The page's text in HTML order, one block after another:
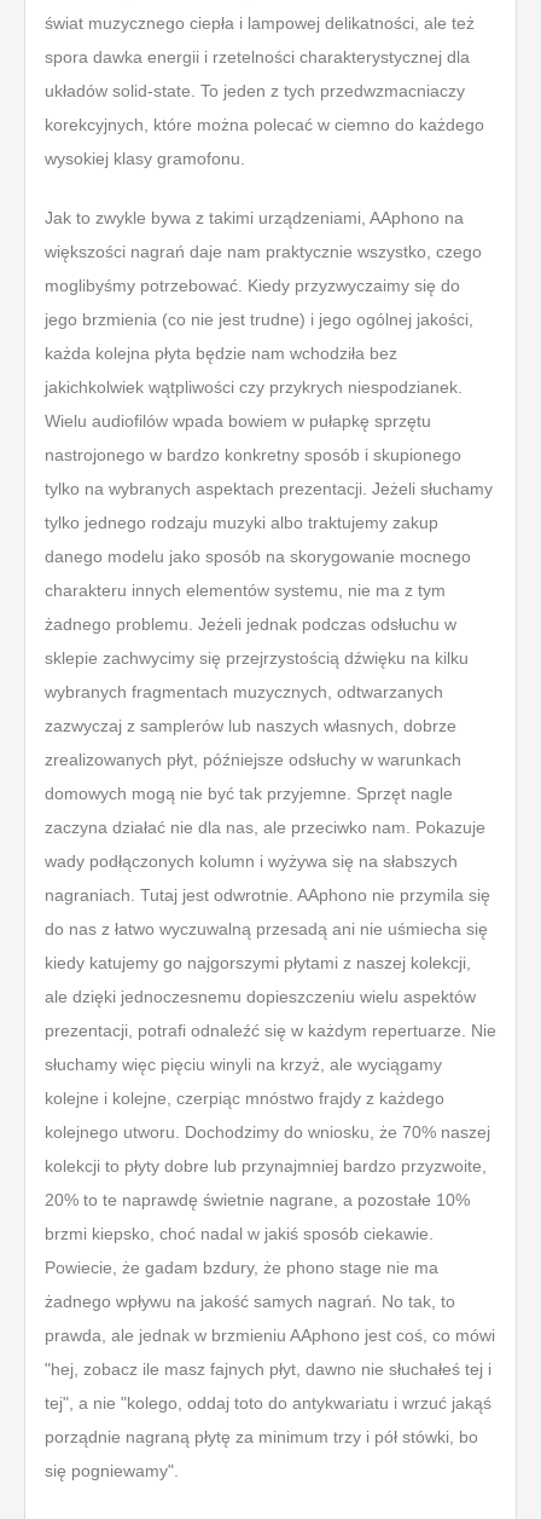
świat muzycznego ciepła i lampowej delikatności, ale też
spora dawka energii i rzetelności charakterystycznej dla
układów solid-state. To jeden z tych przedwzmacniaczy
korekcyjnych, które można polecać w ciemno do każdego
wysokiej klasy gramofonu.
Jak to zwykle bywa z takimi urządzeniami, AAphono na
większości nagrań daje nam praktycznie wszystko, czego
moglibyśmy potrzebować. Kiedy przyzwyczaimy się do
jego brzmienia (co nie jest trudne) i jego ogólnej jakości,
każda kolejna płyta będzie nam wchodziła bez
jakichkolwiek wątpliwości czy przykrych niespodzianek.
Wielu audiofilów wpada bowiem w pułapkę sprzętu
nastrojonego w bardzo konkretny sposób i skupionego
tylko na wybranych aspektach prezentacji. Jeżeli słuchamy
tylko jednego rodzaju muzyki albo traktujemy zakup
danego modelu jako sposób na skorygowanie mocnego
charakteru innych elementów systemu, nie ma z tym
żadnego problemu. Jeżeli jednak podczas odsłuchu w
sklepie zachwycimy się przejrzystością dźwięku na kilku
wybranych fragmentach muzycznych, odtwarzanych
zazwyczaj z samplerów lub naszych własnych, dobrze
zrealizowanych płyt, późniejsze odsłuchy w warunkach
domowych mogą nie być tak przyjemne. Sprzęt nagle
zaczyna działać nie dla nas, ale przeciwko nam. Pokazuje
wady podłączonych kolumn i wyżywa się na słabszych
nagraniach. Tutaj jest odwrotnie. AAphono nie przymila się
do nas z łatwo wyczuwalną przesadą ani nie uśmiecha się
kiedy katujemy go najgorszymi płytami z naszej kolekcji,
ale dzięki jednoczesnemu dopieszczeniu wielu aspektów
prezentacji, potrafi odnaleźć się w każdym repertuarze. Nie
słuchamy więc pięciu winyli na krzyż, ale wyciągamy
kolejne i kolejne, czerpiąc mnóstwo frajdy z każdego
kolejnego utworu. Dochodzimy do wniosku, że 70% naszej
kolekcji to płyty dobre lub przynajmniej bardzo przyzwoite,
20% to te naprawdę świetnie nagrane, a pozostałe 10%
brzmi kiepsko, choć nadal w jakiś sposób ciekawie.
Powiecie, że gadam bzdury, że phono stage nie ma
żadnego wpływu na jakość samych nagrań. No tak, to
prawda, ale jednak w brzmieniu AAphono jest coś, co mówi
"hej, zobacz ile masz fajnych płyt, dawno nie słuchałeś tej i
tej", a nie "kolego, oddaj toto do antykwariatu i wrzuć jakąś
porządnie nagraną płytę za minimum trzy i pół stówki, bo
się pogniewamy".